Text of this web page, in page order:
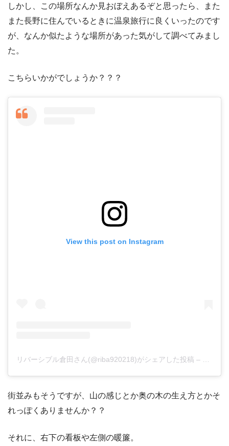
しかし、この場所なんか見おぼえあるぞと思ったら、また
また長野に住んでいるときに温泉旅行に良くいったのです
が、なんか似たような場所があった気がして調べてみまし
た。
こちらいかがでしょうか？？？
View this post on Instagram
リバーシブル倉田さん(@riba920218)がシェアした投稿 – 2018年
街並みもそうですが、山の感じとか奥の木の生え方とかそ
れっぽくありませんか？？
それに、右下の看板や左側の暖簾。